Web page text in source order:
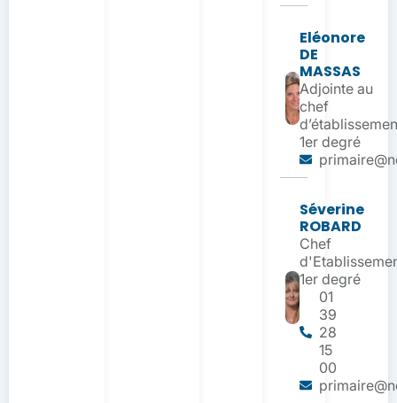
Eléonore
DE
MASSAS
Adjointe au
chef
1er degré
Séverine
ROBARD
Chef
1er degré
01
39
28
15
00